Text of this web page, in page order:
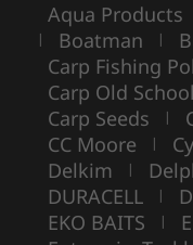
Aqua Products
| Boatman |
Carp Fishing
Carp Old School
Carp Seeds |
CC Moore |
Delkim |
DURACELL |
EKO BAITS |